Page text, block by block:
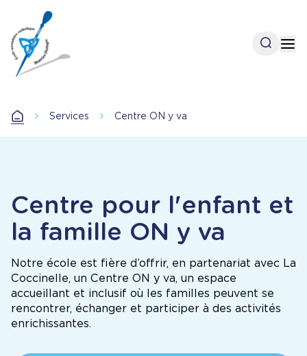
contenu
principal
Open
AccueilServices Centre ON y va
Centre pour l'enfant et
la famille ON y va
Notre école est fière d’offrir, en partenariat avec La
Coccinelle, un Centre ON y va, un espace
accueillant et inclusif où les familles peuvent se
rencontrer, échanger et participer à des activités
enrichissantes.